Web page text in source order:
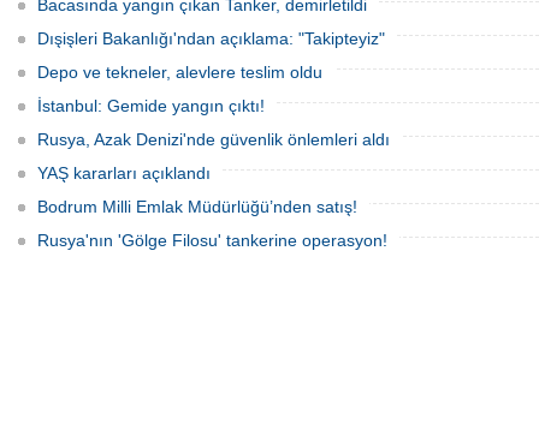
Bacasında yangın çıkan Tanker, demirletildi
Dışişleri Bakanlığı'ndan açıklama: "Takipteyiz"
Depo ve tekneler, alevlere teslim oldu
İstanbul: Gemide yangın çıktı!
Rusya, Azak Denizi'nde güvenlik önlemleri aldı
YAŞ kararları açıklandı
Bodrum Milli Emlak Müdürlüğü’nden satış!
Rusya'nın 'Gölge Filosu' tankerine operasyon!